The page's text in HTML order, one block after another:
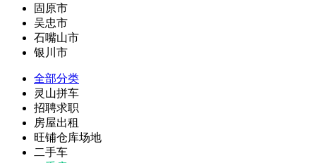
固原市
吴忠市
石嘴山市
银川市
全部分类
灵山拼车
招聘求职
房屋出租
旺铺仓库场地
二手车